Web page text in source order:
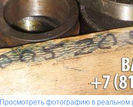
Просмотреть фотографию в реальном